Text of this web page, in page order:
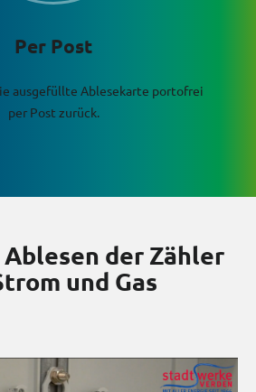
Per Post
ausgefüllte Ablesekarte portofrei
per Post zurück.
der Zähler
und Gas